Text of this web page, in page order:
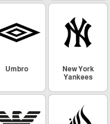
New York
Yankees
Umbro